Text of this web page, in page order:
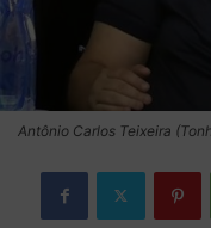
Antônio Carlos Teixeira